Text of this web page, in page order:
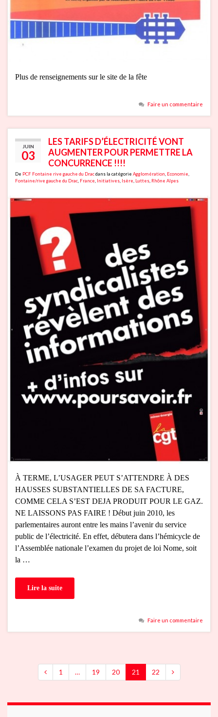
Plus de renseignements sur le site de la fête
Faire un commentaire
JUIN
03
LES TARIFS D’ÉLECTRICITÉ VONT
AUGMENTER POUR PERMETTRE LA
CONCURRENCE !!!!
De PCF Fontaine rive gauche du Dracdans la catégorie Agglomération Economie
Fontaine/rive gauche du Drac France Initiatives Isère Luttes Rhône Alpes
À TERME, L’USAGER PEUT S’ATTENDRE À DES
HAUSSES SUBSTANTIELLES DE SA FACTURE,
COMME CELA S’EST DEJA PRODUIT POUR LE GAZ.
NE LAISSONS PAS FAIRE ! Début juin 2010, les
parlementaires auront entre les mains l’avenir du service
public de l’électricité. En effet, débutera dans l’hémicycle de
l’Assemblée nationale l’examen du projet de loi Nome, soit
la …
Lire la suite
Faire un commentaire
1 … 19 20 21 22